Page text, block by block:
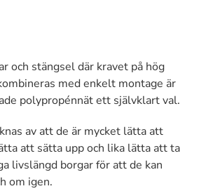
och stängsel där kravet på hög
med enkelt montage är
polypropénnät ett självklart val.
av att de är mycket lätta att
att sätta upp och lika lätta att ta
livslängd borgar för att de kan
om igen.